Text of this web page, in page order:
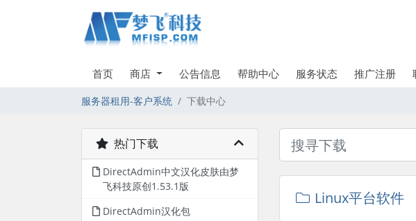
首页 商店 公告信息 帮助中心 服务状态 推广注册
服务器租用-客户系统 下载中心
热门下载
DirectAdmin中文汉化皮肤由梦
飞科技原创1.53.1版
DirectAdmin汉化包
Linux平台软件